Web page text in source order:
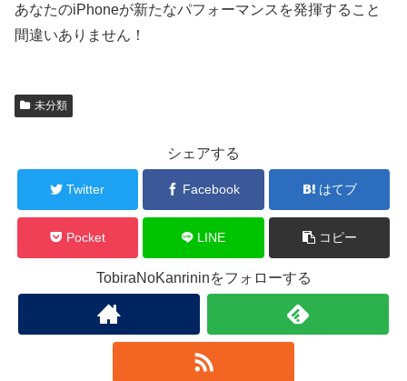
あなたのiPhoneが新たなパフォーマンスを発揮すること
間違いありません！
未分類
シェアする
Twitter Facebook はてブ
Pocket LINE コピー
TobiraNoKanrininをフォローする